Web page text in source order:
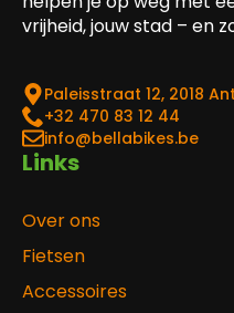
vrijheid, jouw stad – en
Paleisstraat 12, 2018
‎+32 470 83 12 44
info@bellabikes.be
Links
Over ons
Fietsen
Accessoires